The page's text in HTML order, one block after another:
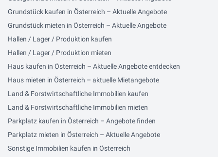
Grundstück kaufen in Österreich – Aktuelle Angebote
Grundstück mieten in Österreich – Aktuelle Angebote
Hallen / Lager / Produktion kaufen
Hallen / Lager / Produktion mieten
Haus kaufen in Österreich – Aktuelle Angebote entdecken
Haus mieten in Österreich – aktuelle Mietangebote
Land & Forstwirtschaftliche Immobilien kaufen
Land & Forstwirtschaftliche Immobilien mieten
Parkplatz kaufen in Österreich – Angebote finden
Parkplatz mieten in Österreich – Aktuelle Angebote
Sonstige Immobilien kaufen in Österreich